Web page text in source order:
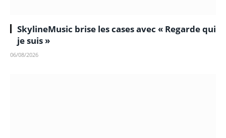
SkylineMusic brise les cases avec « Regarde qui
je suis »
06/08/2026